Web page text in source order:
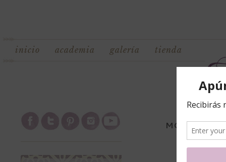
inicio academia galería tienda
MONTHLY